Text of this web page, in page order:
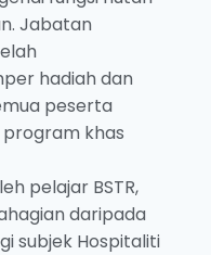
Jabatan
hadiah dan
peserta
khas
pelajar BSTR,
daripada
subjek Hospitaliti